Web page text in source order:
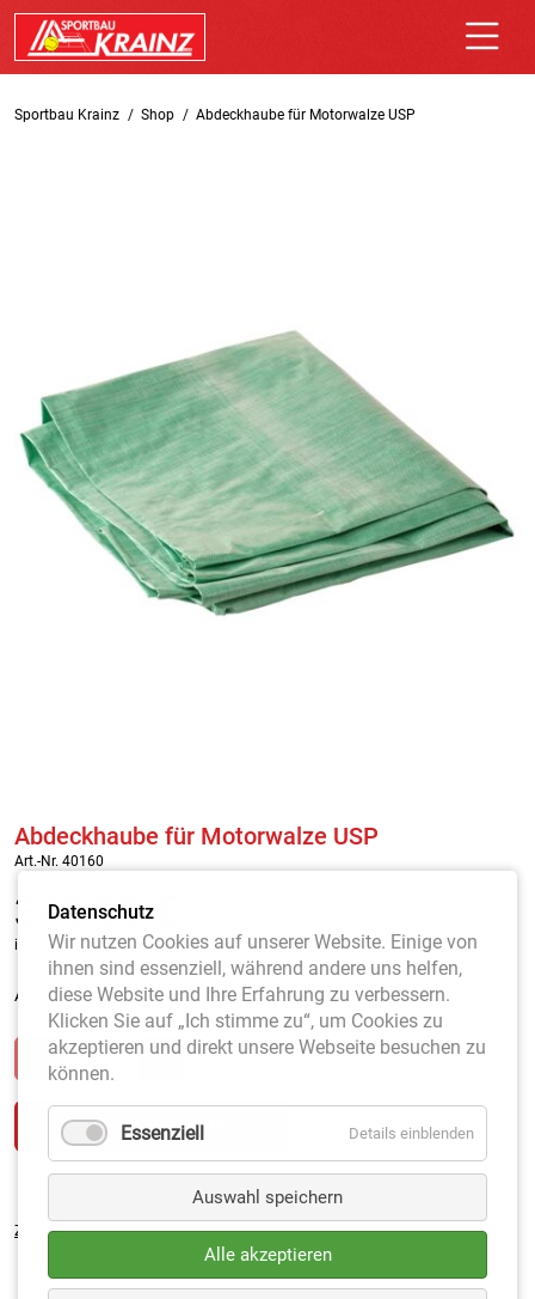
Sportbau Krainz Shop Abdeckhaube für Motorwalze USP
Abdeckhaube für Motorwalze USP
Art.-Nr. 40160
340,00
inkl. MwSt. / zzgl. Versandkosten
Abdeckhaube aus hochwertigem PVC-Material für Motorwalzen USP
Zurück
Datenschutz
Wir nutzen Cookies auf unserer Website. Einige von
ihnen sind essenziell, während andere uns helfen,
diese Website und Ihre Erfahrung zu verbessern.
Klicken Sie auf „Ich stimme zu“, um Cookies zu
akzeptieren und direkt unsere Webseite besuchen zu
können.
Essenziell Details einblenden
Auswahl speichern
Alle akzeptieren